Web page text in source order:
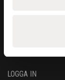
LOGGA IN